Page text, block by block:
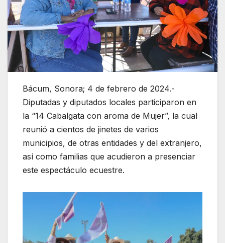
Bácum, Sonora; 4 de febrero de 2024.-
Diputadas y diputados locales participaron en
la “14 Cabalgata con aroma de Mujer”, la cual
reunió a cientos de jinetes de varios
municipios, de otras entidades y del extranjero,
así como familias que acudieron a presenciar
este espectáculo ecuestre.